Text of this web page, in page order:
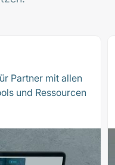
Partner mit allen
und Ressourcen